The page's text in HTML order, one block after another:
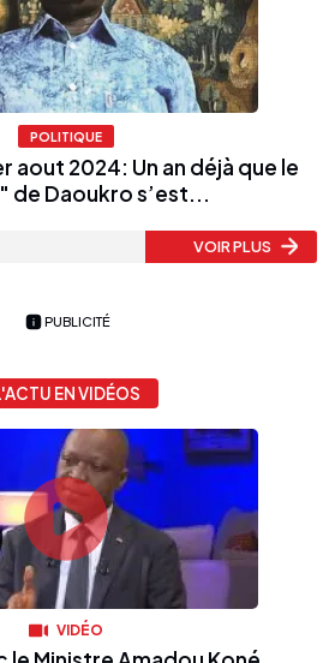
POLITIQUE
aout 2024: Un an déjà que le
de Daoukro s’est...
VOIR PLUS
PUBLICITÉ
EN VIDÉOS
VIDÉO